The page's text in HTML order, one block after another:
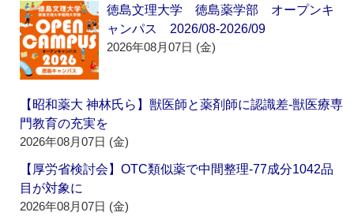
徳島文理大学 徳島薬学部 オープンキ
ャンパス 2026/08-2026/09
2026年08月07日 (金)
【昭和薬大 神林氏ら】獣医師と薬剤師に認識差‐獣医療専
門教育の充実を
2026年08月07日 (金)
【厚労省検討会】OTC類似薬で中間整理‐77成分1042品
目が対象に
2026年08月07日 (金)